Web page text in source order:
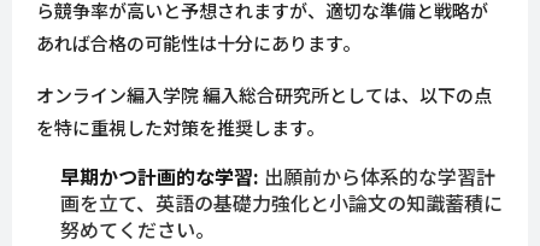
ら競争率が高いと予想されますが、適切な準備と戦略が
あれば合格の可能性は十分にあります。
オンライン編入学院 編入総合研究所としては、以下の点
を特に重視した対策を推奨します。
早期かつ計画的な学習: 出願前から体系的な学習計
画を立て、英語の基礎力強化と小論文の知識蓄積に
努めてください。